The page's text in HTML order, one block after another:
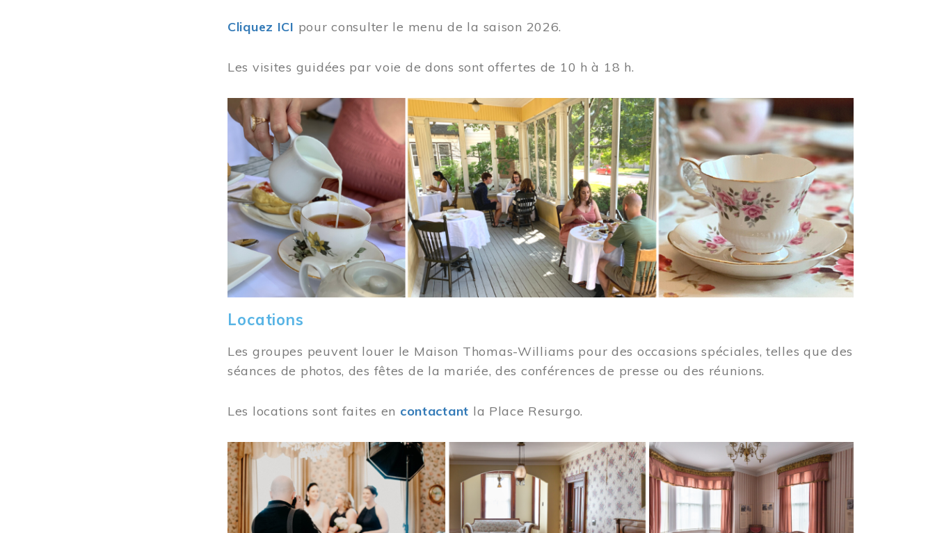
Cliquez ICI pour consulter le menu de la saison 2026.
Les visites guidées par voie de dons sont offertes de 10 h à 18 h.
Image
Locations
Les groupes peuvent louer le Maison Thomas-Williams pour des occasions spéciales, telles que des
séances de photos, des fêtes de la mariée, des conférences de presse ou des réunions.
Les locations sont faites en contactant la Place Resurgo.
Image